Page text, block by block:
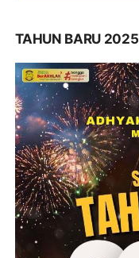
TAHUN BARU 2025